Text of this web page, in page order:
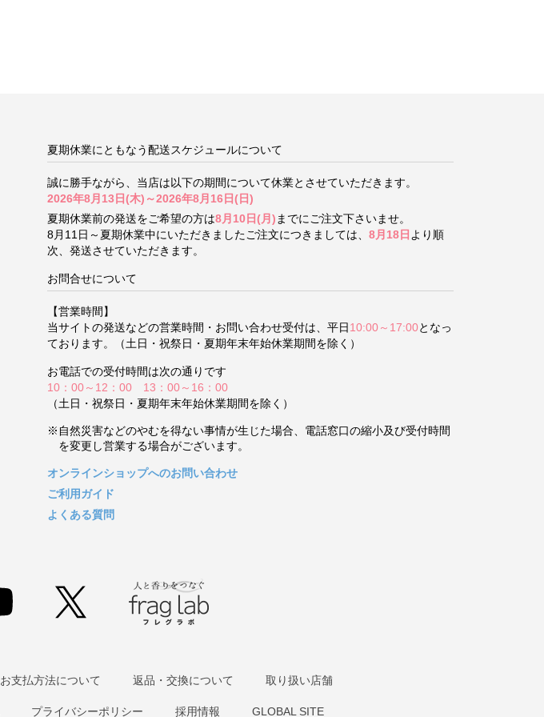
夏期休業にともなう配送スケジュールについて
誠に勝手ながら、当店は以下の期間について休業とさせていただきます。
2026年8月13日(木)～2026年8月16日(日)
夏期休業前の発送をご希望の方は8月10日(月)までにご注文下さいませ。
8月11日～夏期休業中にいただきましたご注文につきましては、 8月18日 より順
次、発送させていただきます。
お問合せについて
【営業時間】
当サイトの発送などの営業時間・お問い合わせ受付は、平日10:00～17:00となっ
ております。（土日・祝祭日・夏期年末年始休業期間を除く）
お電話での受付時間は次の通りです
10：00～12：00 13：00～16：00
（土日・祝祭日・夏期年末年始休業期間を除く）
※自然災害などのやむを得ない事情が生じた場合、電話窓口の縮小及び受付時間
を変更し営業する場合がございます。
オンラインショップへのお問い合わせ
ご利用ガイド
よくある質問
お支払方法について 返品・交換について 取り扱い店舗
プライバシーポリシー 採用情報 GLOBAL SITE